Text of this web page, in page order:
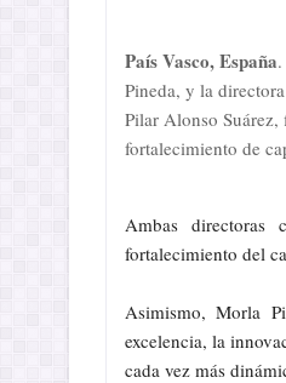
País Vasco, España
Pineda, y la
Pilar Alonso
fortalecimiento de
Ambas directoras
fortalecimiento del
Asimismo, Morla
excelencia, la
cada vez más